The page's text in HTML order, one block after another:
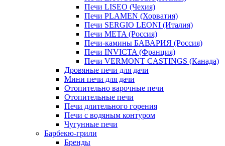
Печи LISEO (Чехия)
Печи PLAMEN (Хорватия)
Печи SERGIO LEONI (Италия)
Печи META (Россия)
Печи-камины БАВАРИЯ (Россия)
Печи INVICTA (Франция)
Печи VERMONT CASTINGS (Канада)
Дровяные печи для дачи
Мини печи для дачи
Отопительно варочные печи
Отопительные печи
Печи длительного горения
Печи с водяным контуром
Чугунные печи
Барбекю-грили
Бренды